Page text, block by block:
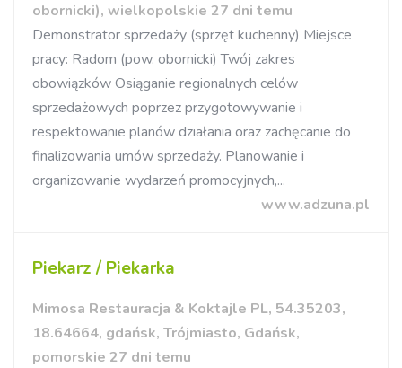
obornicki), wielkopolskie 27 dni temu
Demonstrator sprzedaży (sprzęt kuchenny) Miejsce
pracy: Radom (pow. obornicki) Twój zakres
obowiązków Osiąganie regionalnych celów
sprzedażowych poprzez przygotowywanie i
respektowanie planów działania oraz zachęcanie do
finalizowania umów sprzedaży. Planowanie i
organizowanie wydarzeń promocyjnych,...
www.adzuna.pl
Piekarz / Piekarka
Mimosa Restauracja & Koktajle PL, 54.35203,
18.64664, gdańsk, Trójmiasto, Gdańsk,
pomorskie 27 dni temu